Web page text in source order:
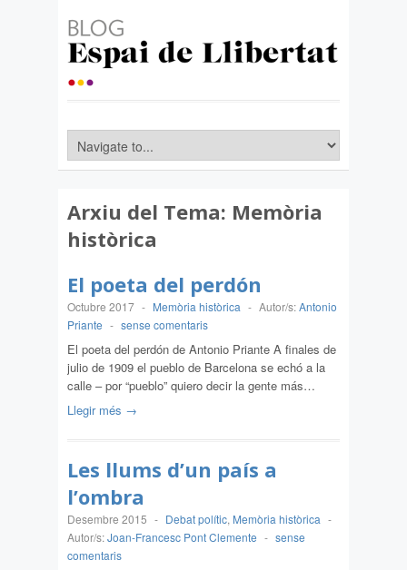
Arxiu del Tema: Memòria
històrica
El poeta del perdón
Octubre 2017 - Memòria històrica - Autor/s:Antonio
Priante - sense comentaris
El poeta del perdón de Antonio Priante A finales de
julio de 1909 el pueblo de Barcelona se echó a la
calle – por “pueblo” quiero decir la gente más…
Llegir més →
Les llums d’un país a
l’ombra
Desembre 2015 - Debat polític, Memòria històrica -
Autor/s:Joan-Francesc Pont Clemente - sense
comentaris